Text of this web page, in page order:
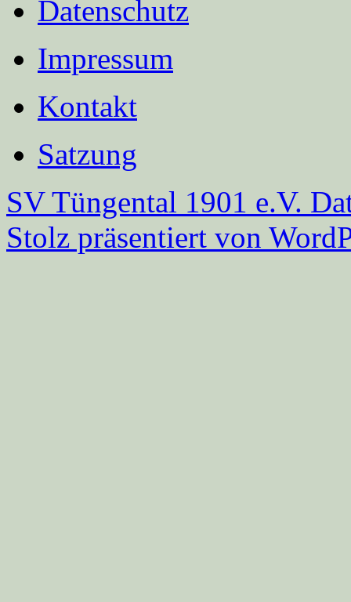
Datenschutz
Impressum
Kontakt
Satzung
SV Tüngental 1901 e.V.
Stolz präsentiert von